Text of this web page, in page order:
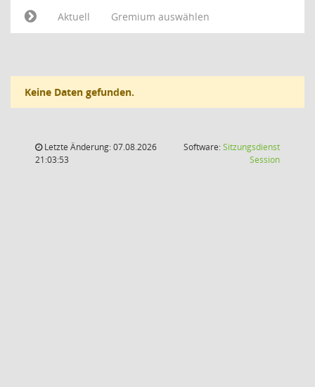
Aktuell
Gremium auswählen
Keine Daten gefunden.
Letzte Änderung: 07.08.2026
21:03:53
Software:Sitzungsdienst
Session(Wird in